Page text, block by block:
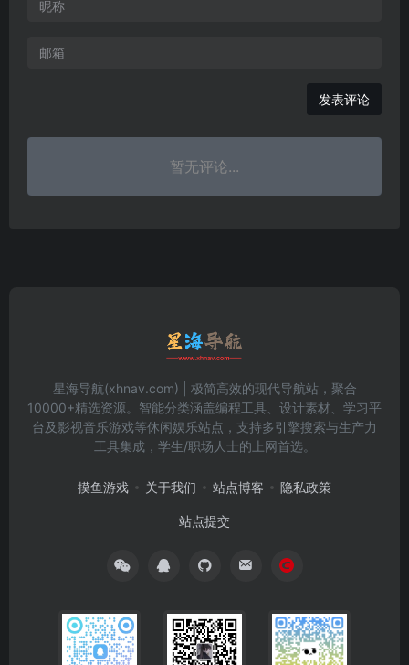
发表评论
暂无评论...
星海导航(xhnav.com) | 极简高效的现代导航站，聚合
10000+精选资源。智能分类涵盖编程工具、设计素材、学习平
台及影视音乐游戏等休闲娱乐站点，支持多引擎搜索与生产力
工具集成，学生/职场人士的上网首选。
摸鱼游戏 关于我们 站点博客 隐私政策
站点提交